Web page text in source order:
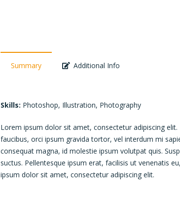
Summary Additional Info
Skills: Photoshop, Illustration, Photography
Lorem ipsum dolor sit amet, consectetur adipiscing
faucibus, orci ipsum gravida tortor, vel interdum mi
consequat magna, id molestie ipsum volutpat quis.
suctus. Pellentesque ipsum erat, facilisis ut venenatis
ipsum dolor sit amet, consectetur adipiscing elit.